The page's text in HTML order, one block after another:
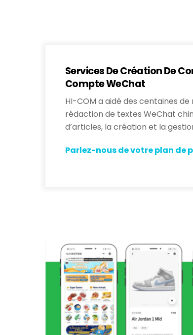
Services De Création De
Compte WeChat
HI-COM a aidé des centaines
rédaction de textes WeChat
d’articles, la création et la
Parlez-nous de votre plan de